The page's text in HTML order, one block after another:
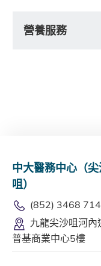
營養服務
中大醫務中心（
咀）
(852) 3468
九龍尖沙咀河內
普基商業中心5樓